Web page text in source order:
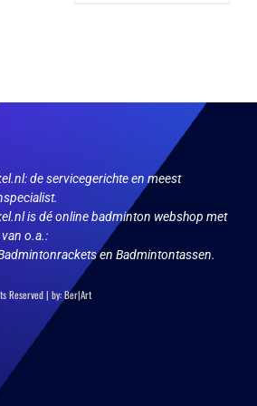
worden
productpagina
de servicegerichte en meest
is dé online badminton webshop met
o.a.:
en Badmintontassen.
Reserved | by:Ber|Art